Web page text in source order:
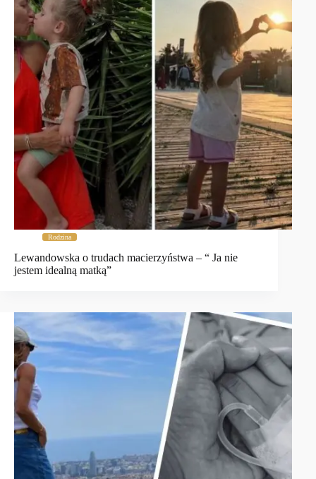
Rodzina
Lewandowska o trudach macierzyństwa – “ Ja nie
jestem idealną matką”